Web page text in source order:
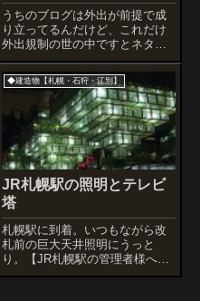
うちのブログは外出が前提で成
り立ってるんだけど、これだけ
外出規制の世の中ですとネタが
なくなりますよ、ええ。という
わけで今回はプチ記事です。札
幌の桑園（そうえん）といえば
現在はマンション群エリアのイ
メージ。でもこれは立派な一軒
家ですね。やがて...
◆建造物【札幌・石狩・江別】
JR札幌駅の照明とテレビ
塔
札幌駅に到着。いつもながら改
札前の巨大天井照明にうっと
り。【JR札幌駅の管理者様へ書
留郵便】 「今後改装と